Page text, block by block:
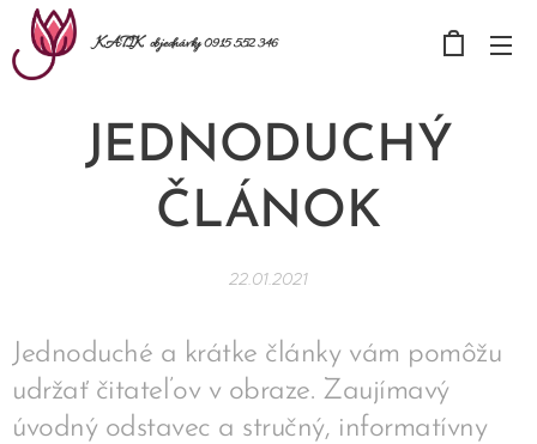
KATIK objednávky 0915 552 346
JEDNODUCHÝ
ČLÁNOK
22.01.2021
Jednoduché a krátke články vám pomôžu
udržať čitateľov v obraze. Zaujímavý
úvodný odstavec a stručný, informatívny